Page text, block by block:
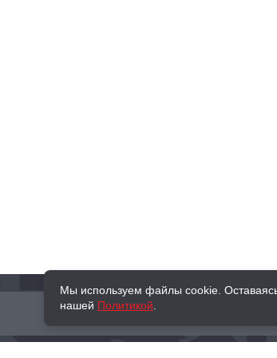
КНИГИ
Мы используем файлы cookie.
нашей Политикой